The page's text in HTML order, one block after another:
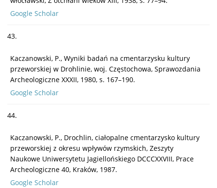
Google Scholar
43.
Kaczanowski, P., Wyniki badań na cmentarzysku kultury
przeworskiej w Drohlinie, woj. Częstochowa, Sprawozdania
Archeologiczne XXXII, 1980, s. 167–190.
Google Scholar
44.
Kaczanowski, P., Drochlin, ciałopalne cmentarzysko kultury
przeworskiej z okresu wpływów rzymskich, Zeszyty
Naukowe Uniwersytetu Jagiellońskiego DCCCXXVIII, Prace
Archeologiczne 40, Kraków, 1987.
Google Scholar